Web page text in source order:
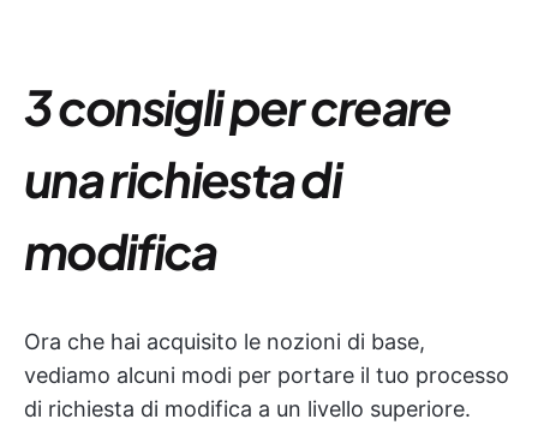
3 consigli per creare
una richiesta di
modifica
Ora che hai acquisito le nozioni di base,
vediamo alcuni modi per portare il tuo processo
di richiesta di modifica a un livello superiore.